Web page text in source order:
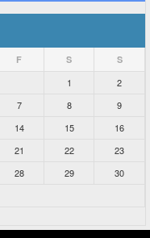
F S S
1
2
7 8
9
14 15
16
21 22
23
28 29
30